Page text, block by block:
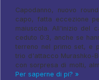
Capodanno, nuovo
capo, fatta eccezione
maiuscola. All'inizio del
ceduto 0:3, anche se
terreno nel primo set, e
trio d'attacco Murashko-
con sorpresa di molti,
Per saperne di pi? »